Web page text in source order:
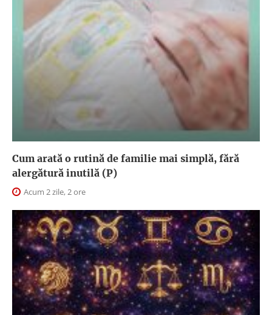
Cum arată o rutină de familie mai simplă, fără
alergătură inutilă (P)
Acum 2 zile, 2 ore